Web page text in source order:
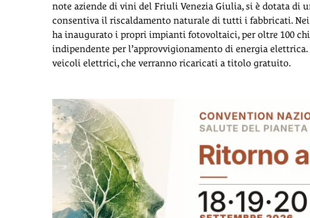
note aziende di vini del Friuli Venezia Giulia, si è dotata di
consentiva il riscaldamento naturale di tutti i fabbricati.
ha inaugurato i propri impianti fotovoltaici, per oltre 100
indipendente per l’approvvigionamento di energia
veicoli elettrici, che verranno ricaricati a titolo gratuito.